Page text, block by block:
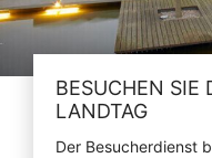
BESUCHEN SIE
LANDTAG
Der Besucherdienst